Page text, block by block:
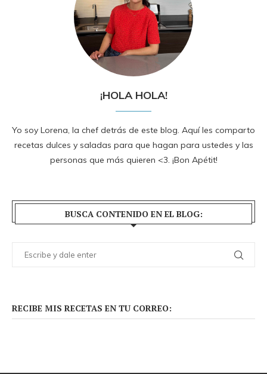
¡HOLA HOLA!
Yo soy Lorena, la chef detrás de este blog. Aquí les comparto
recetas dulces y saladas para que hagan para ustedes y las
personas que más quieren <3. ¡Bon Apétit!
BUSCA CONTENIDO EN EL BLOG:
RECIBE MIS RECETAS EN TU CORREO: